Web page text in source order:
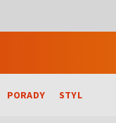
PORADY STYL